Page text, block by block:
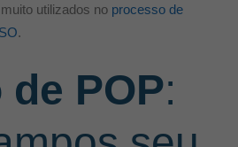
utilizados no processo de
.
POP: